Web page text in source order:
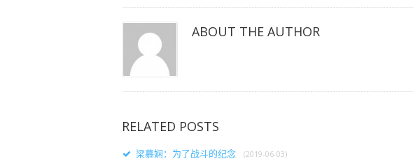
中
开）
中
开）
中
ABOUT THE AUTHOR
RELATED POSTS
梁慕娴：为了战斗的纪念 (2019-06-03)